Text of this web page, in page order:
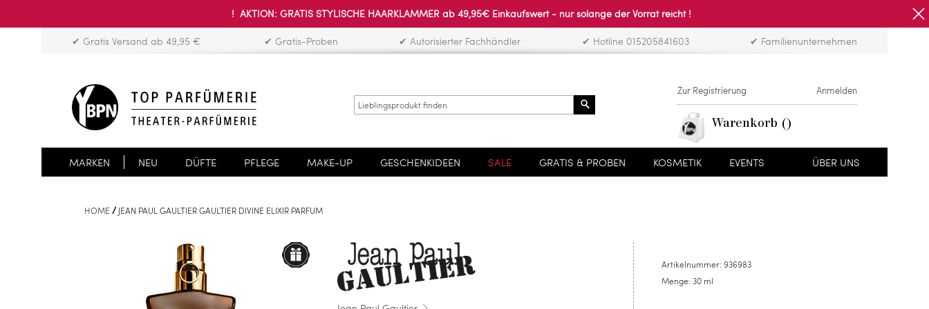
! AKTION: GRATIS STYLISCHE HAARKLAMMER ab 49,95€ Einkaufswert - nur solange der Vorrat reicht !
✔ Gratis Versand ab 49,95 € ✔ Gratis-Proben ✔ Autorisierter Fachhändler ✔ Hotline 015205841603 ✔ Familienunternehmen
Zur Registrierung Anmelden
Warenkorb
MARKEN NEU DÜFTE PFLEGE MAKE-UP GESCHENKIDEEN SALE GRATIS & PROBEN KOSMETIK EVENTS ÜBER UNS
HOME JEAN PAUL GAULTIER GAULTIER DIVINE ELIXIR PARFUM
Artikelnummer: 936983
Menge: 30 ml